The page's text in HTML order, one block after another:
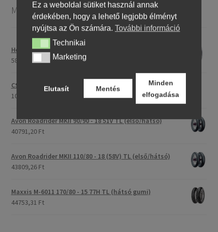
Motorkerékpár gumiabroncsok
Heidenau 5.00 - 16 76P P29 TT
58243,46 Ft
CST C-186 3.00 - 23 59P TT (első/hátsó)
107396,28 Ft
Avon Roadrider MKII 90/90 - 18 51V TL (első/hátsó)
40791,20 Ft
Avon Roadrider MKII 110/80 - 18 (58V) TL (első/hátsó)
43809,26 Ft
Maxxis M-6011 170/80 - 15 77H TL (hátsó gumi)
44753,31 Ft
Ez a weboldal sütiket használ annak
érdekében, hogy a lehető legjobb élményt
nyújtsa az Ön számára. További információ
TechnikaiTechnikai
MarketingMarketing
Elutasít Mentés
Minden
elfogadása